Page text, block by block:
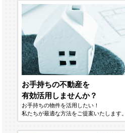
お手持ちの不動産を
有効活用しませんか？
お手持ちの物件を活用したい！
私たちが最適な方法をご提案いたします。